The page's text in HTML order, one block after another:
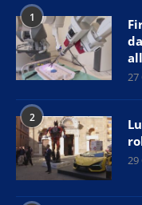
1
27
2
29